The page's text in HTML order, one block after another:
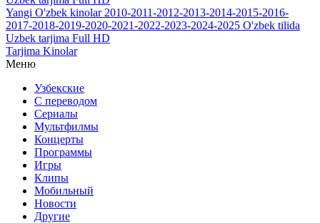
Yangi O'zbek kinolar 2010-2011-2012-2013-2014-2015-2016-
2017-2018-2019-2020-2021-2022-2023-2024-2025 O'zbek tilida
Uzbek tarjima Full HD
Tarjima Kinolar
Меню
Узбекские
С переводом
Сериалы
Мультфилмы
Концерты
Программы
Игры
Клипы
Мобильный
Новости
Другие